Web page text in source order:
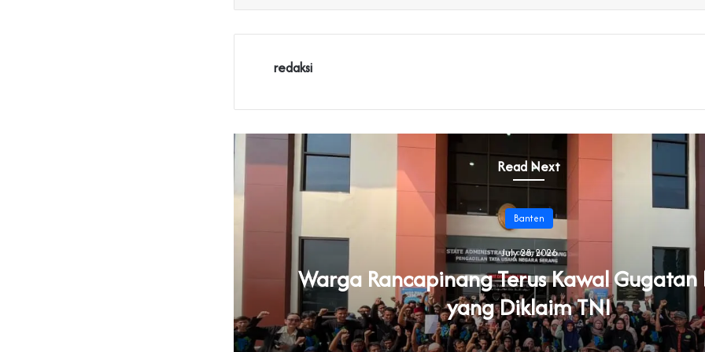
redaksi
Read Next
Banten
July 28, 2026
‎Warga Rancapinang Terus Kawal Gugatan
yang Diklaim TNI‎‎